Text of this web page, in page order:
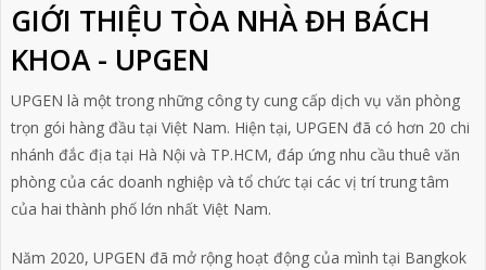
GIỚI THIỆU TÒA NHÀ ĐH BÁCH
KHOA - UPGEN
UPGEN là một trong những công ty cung cấp dịch vụ văn phòng
trọn gói hàng đầu tại Việt Nam. Hiện tại, UPGEN đã có hơn 20 chi
nhánh đắc địa tại Hà Nội và TP.HCM, đáp ứng nhu cầu thuê văn
phòng của các doanh nghiệp và tổ chức tại các vị trí trung tâm
của hai thành phố lớn nhất Việt Nam.
Năm 2020, UPGEN đã mở rộng hoạt động của mình tại Bangkok